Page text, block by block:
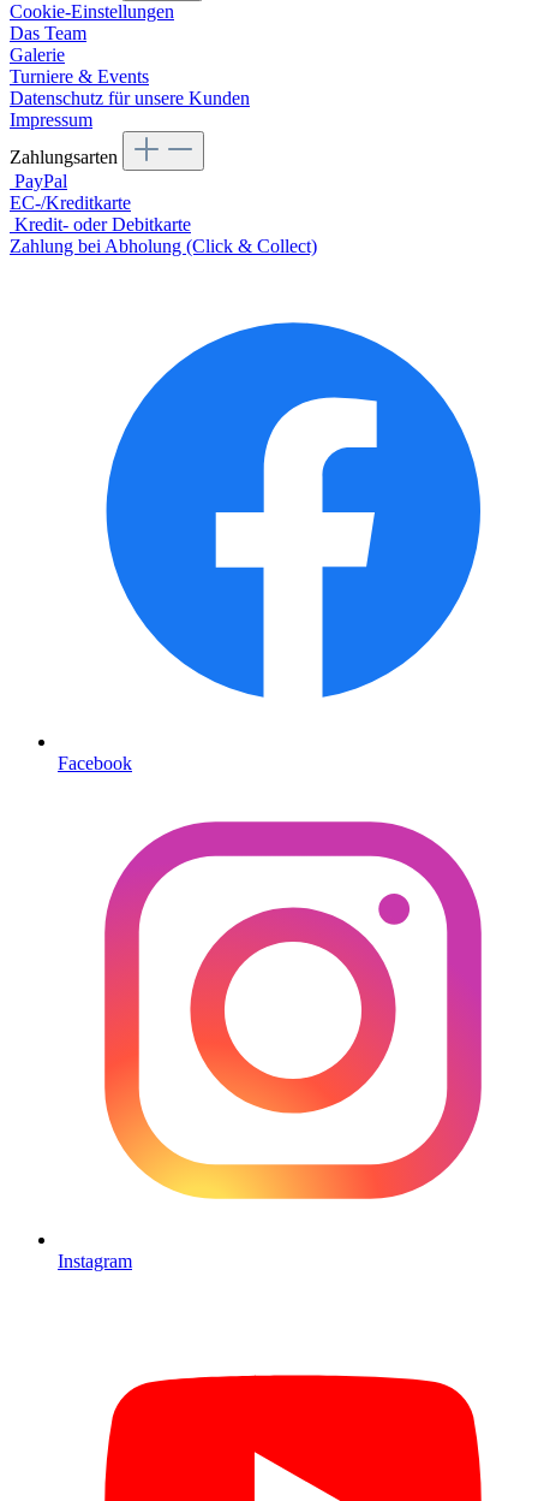
Cookie-Einstellungen
Das Team
Galerie
Turniere & Events
Datenschutz für unsere Kunden
Impressum
Zahlungsarten
PayPal
EC-/Kreditkarte
Kredit- oder Debitkarte
Zahlung bei Abholung (Click & Collect)
Facebook
Instagram